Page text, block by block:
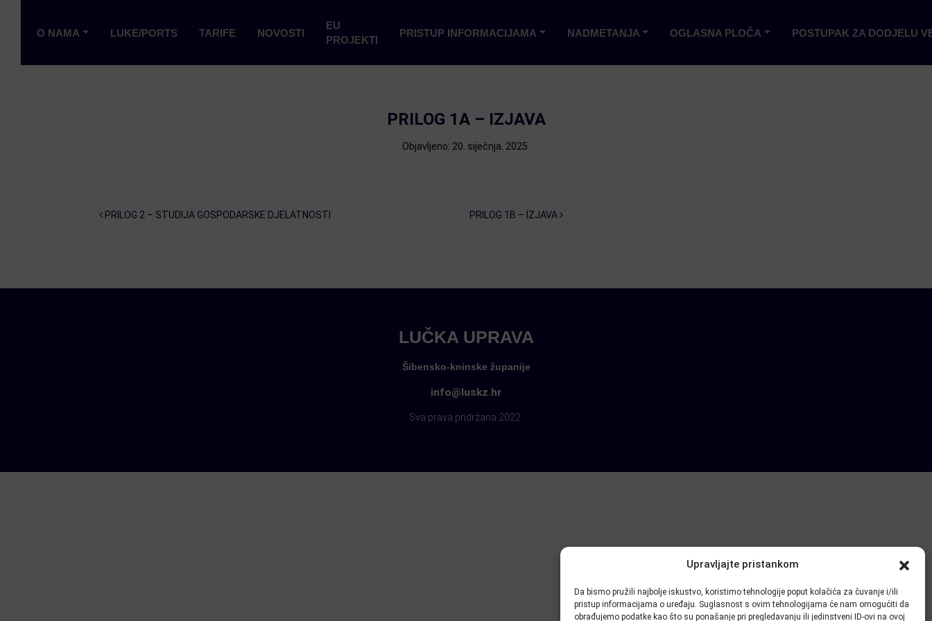
Upravljajte pristankom
Da bismo pružili najbolje iskustvo, koristimo tehnologije poput kolačića za čuvanje i/ili
pristup informacijama o uređaju. Suglasnost s ovim tehnologijama će nam omogućiti da
obrađujemo podatke kao što su ponašanje pri pregledavanju ili jedinstveni ID-ovi na ovoj
O NAMA LUKE/PORTS TARIFE NOVOSTI
EU
PROJEKTI
PRISTUP INFORMACIJAMA NADMETANJA OGLASNA PLOČA POSTUPAK ZA DODJELU
PRILOG 1A – IZJAVA
Objavljeno: 20. siječnja. 2025.
Post navigation
PRILOG 2 – STUDIJA GOSPODARSKE DJELATNOSTI PRILOG 1B – IZJAVA
LUČKA UPRAVA
Šibensko-kninske županije
info@luskz.hr
Sva prava pridržana 2022.